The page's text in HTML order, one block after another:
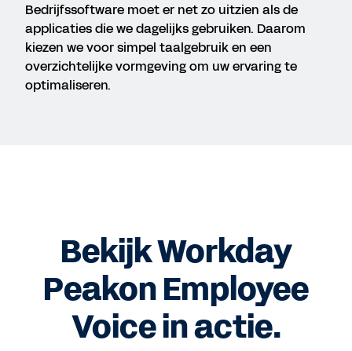
Bedrijfssoftware moet er net zo uitzien als de
applicaties die we dagelijks gebruiken. Daarom
kiezen we voor simpel taalgebruik en een
overzichtelijke vormgeving om uw ervaring te
optimaliseren.
Bekijk Workday
Peakon Employee
Voice in actie.